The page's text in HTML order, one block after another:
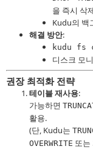
을 즉시 삭
Kudu의 백
해결 방안:
kudu fs
디스크 모
권장 최적화 전략
테이블 재사용:
가능하면
활용.
(단, Kudu는
OVERWRITE 또는